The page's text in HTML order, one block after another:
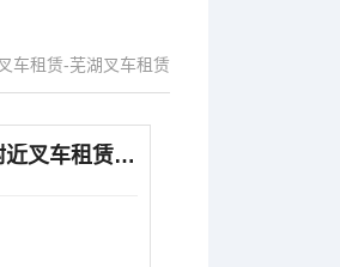
车租赁-芜湖叉车租赁
芜湖鑫盛叉车长期租赁(图)-附近叉车租赁-芜湖叉车租赁